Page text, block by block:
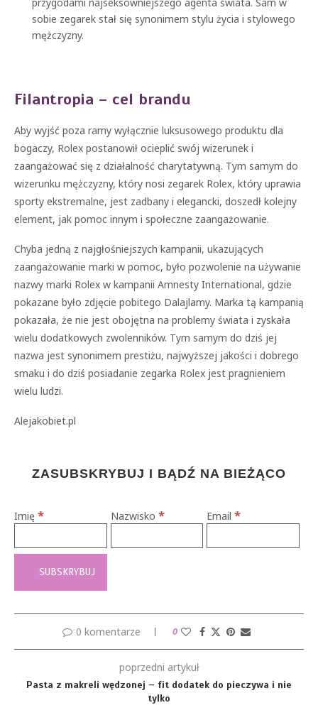
sobie zegarek stał się synonimem stylu życia i stylowego
mężczyzny.
Filantropia – cel brandu
Aby wyjść poza ramy wyłącznie luksusowego produktu dla
bogaczy, Rolex postanowił ocieplić swój wizerunek i
zaangażować się z działalność charytatywną. Tym samym do
wizerunku mężczyzny, który nosi zegarek Rolex, który uprawia
sporty ekstremalne, jest zadbany i elegancki, doszedł kolejny
element, jak pomoc innym i społeczne zaangażowanie.
Chyba jedną z najgłośniejszych kampanii, ukazujących
zaangażowanie marki w pomoc, było pozwolenie na używanie
nazwy marki Rolex w kampanii Amnesty International, gdzie
pokazane było zdjęcie pobitego Dalajlamy. Marka tą kampanią
pokazała, że nie jest obojętna na problemy świata i zyskała
wielu dodatkowych zwolenników. Tym samym do dziś jej
nazwa jest synonimem prestiżu, najwyższej jakości i dobrego
smaku i do dziś posiadanie zegarka Rolex jest pragnieniem
wielu ludzi.
Alejakobiet.pl
ZASUBSKRYBUJ I BĄDŹ NA BIEŻĄCO
Imię * Nazwisko * Email*
0 komentarze 0
poprzedni artykuł
Pasta z makreli wędzonej – fit dodatek do pieczywa i nie
tylko